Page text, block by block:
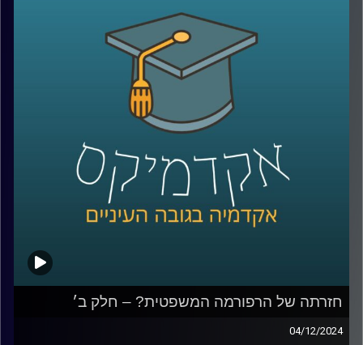
מהלבוש ועד לפעילויות שהם בוחרים, אבל האם חשבתם על
כך שהחלטות אלו עשויות גם להשפיע על תחומי העניין
והכישורים שלהם?
בפרק הזה, נארח את פרופסור תמר שגיא מבית הספר ברוך
איבצ׳ר לפסיכולוגיה שתחשוף כיצד מסרים מגדריים, שלעתים
איננו מודעים להם, יכולים לעצב את האופן שבו ילדים תופסים
את עצמם ואת האפשרויות מונחות בפניהם
קרדיט תמונות:AudioVersity
חזרתה של הרפורמה המשפטית? – חלק ב׳
04/12/2024